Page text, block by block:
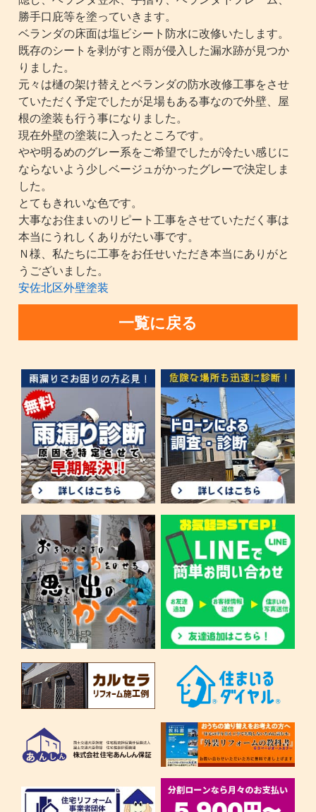
勝手口庇等を塗っていきます。
ベランダの床面は塩ビシート防水に改修いたします。
既存のシートを剥がすと雨が侵入した漏水跡が見つか
りました。
元々は樋の架け替えとベランダの防水改修工事をさせ
ていただく予定でしたが足場もある事なので外壁、屋
根の塗装も行う事になりました。
現在外壁の塗装に入ったところです。
やや明るめのグレー系をご希望でしたが冷たい感じに
ならないよう少しベージュがかったグレーで決定しま
した。
とてもきれいな色です。
大事なお住まいのリピート工事をさせていただく事は
本当にうれしくありがたい事です。
Ｎ様、私たちに工事をお任せいただき本当にありがと
うございました。
安佐北区外壁塗装
一覧に戻る